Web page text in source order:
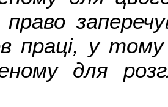
право
праці, у
для